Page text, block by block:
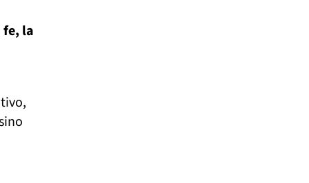
fe, la